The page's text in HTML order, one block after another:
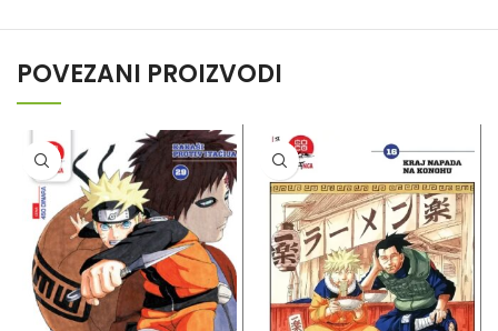
POVEZANI PROIZVODI